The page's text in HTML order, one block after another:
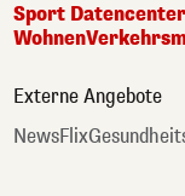
Sport Datencenter
Wohnen
Externe Angebote
NewsFlix